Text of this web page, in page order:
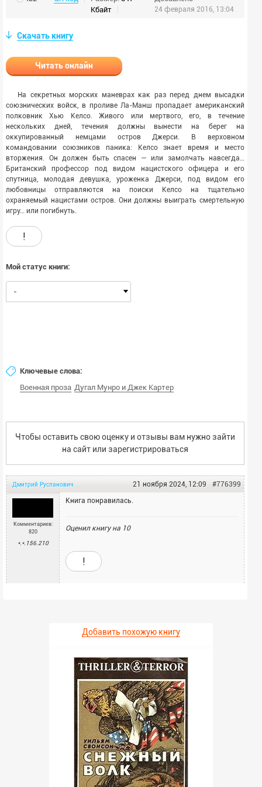
Кбайт
24 февраля 2016, 13:04
Скачать книгу
Читать онлайн
На секретных морских маневрах как раз перед днем высадки
союзнических войск, в проливе Ла-Манш пропадает американский
полковник Хью Келсо. Живого или мертвого, его, в течение
нескольких дней, течения должны вынести на берег на
оккупированный немцами остров Джерси. В верховном
командовании союзников паника: Келсо знает время и место
вторжения. Он должен быть спасен — или замолчать навсегда…
Британский профессор под видом нацистского офицера и его
спутница, молодая девушка, уроженка Джерси, под видом его
любовницы отправляются на поиски Келсо на тщательно
охраняемый нацистами остров. Они должны выиграть смертельную
игру… или погибнуть.
!
Мой статус книги:
-
Ключевые слова:
Военная проза Дугал Мунро и Джек Картер
Чтобы оставить свою оценку и отзывы вам нужно зайти
на сайт или зарегистрироваться
Дмитрий Русланович #776399
21 ноября 2024, 12:09
Комментариев:
820
*.*.156.210
Книга понравилась.
Оценил книгу на 10
!
Добавить похожую книгу